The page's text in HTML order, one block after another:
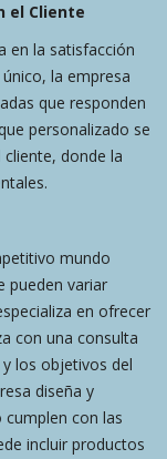
el Cliente
en la satisfacción
la empresa
que responden
personalizado se
donde la
mundo
pueden variar
en ofrecer
con una consulta
los objetivos del
diseña y
con las
incluir productos